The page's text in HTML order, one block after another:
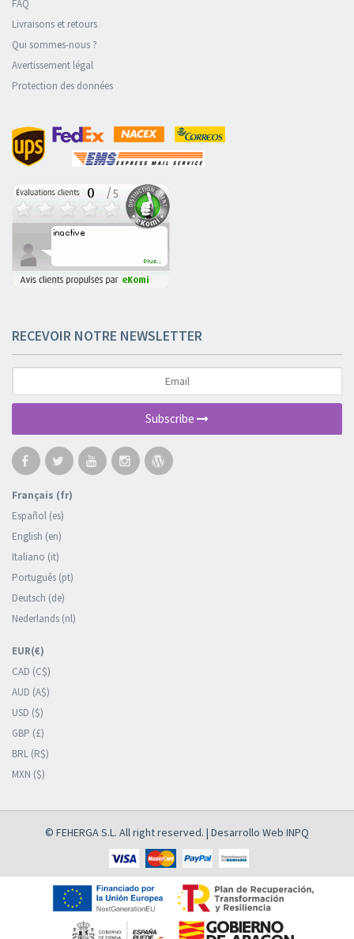
FAQ
Livraisons et retours
Qui sommes-nous ?
Avertissement légal
Protection des données
RECEVOIR NOTRE NEWSLETTER
Subscribe
Français (fr)
Español (es)
English (en)
Italiano (it)
Português (pt)
Deutsch (de)
Nederlands (nl)
EUR(€)
CAD (C$)
AUD (A$)
USD ($)
GBP (£)
BRL (R$)
MXN ($)
© FEHERGA S.L. All right reserved. | Desarrollo Web INPQ